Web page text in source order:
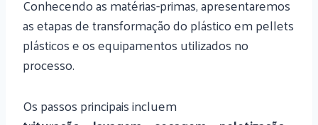
Conhecendo as matérias-primas, apresentaremos
as etapas de transformação do plástico em pellets
plásticos e os equipamentos utilizados no
processo.
Os passos principais incluem